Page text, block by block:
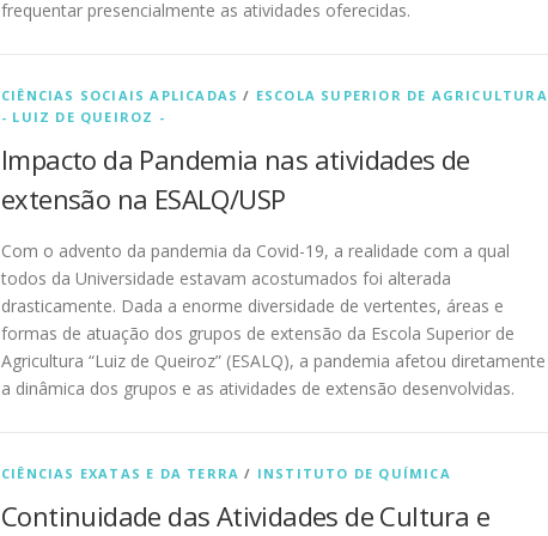
frequentar presencialmente as atividades oferecidas.
CIÊNCIAS SOCIAIS APLICADAS / ESCOLA SUPERIOR DE AGRICULTURA
- LUIZ DE QUEIROZ -
Impacto da Pandemia nas atividades de
extensão na ESALQ/USP
Com o advento da pandemia da Covid-19, a realidade com a qual
todos da Universidade estavam acostumados foi alterada
drasticamente. Dada a enorme diversidade de vertentes, áreas e
formas de atuação dos grupos de extensão da Escola Superior de
Agricultura “Luiz de Queiroz” (ESALQ), a pandemia afetou diretamente
a dinâmica dos grupos e as atividades de extensão desenvolvidas.
CIÊNCIAS EXATAS E DA TERRA / INSTITUTO DE QUÍMICA
Continuidade das Atividades de Cultura e